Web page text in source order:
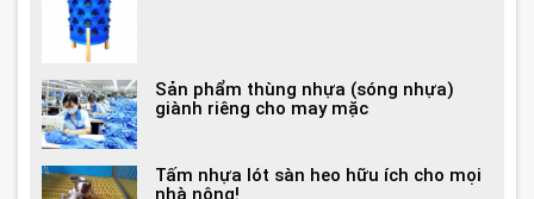
Sản phẩm thùng nhựa (sóng nhựa)
giành riêng cho may mặc
Tấm nhựa lót sàn heo hữu ích cho mọi
nhà nông!